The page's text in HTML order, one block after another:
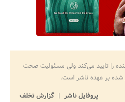
را تایید می‌کند ولی مسئولیت صحت
بر عهده ناشر است.
پروفایل ناشر
گزارش تخلف